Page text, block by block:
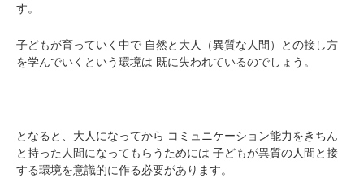
す。
子どもが育っていく中で 自然と大人（異質な人間）との接し方
を学んでいくという環境は 既に失われているのでしょう。
となると、大人になってから コミュニケーション能力をきちん
と持った人間になってもらうためには 子どもが異質の人間と接
する環境を意識的に作る必要があります。